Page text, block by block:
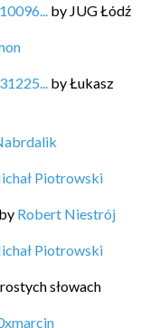
by JUG Łódź
byŁukasz
Piotrowski
by Robert Niestrój
Piotrowski
słowach